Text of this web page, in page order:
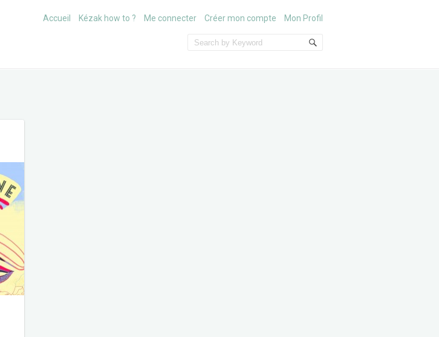
Accueil Kézak how to ? Me connecter Créer mon compte Mon Profil